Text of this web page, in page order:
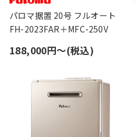
パロマ据置 20号 フルオート
FH-2023FAR＋MFC-250V
188,000円〜(税込)